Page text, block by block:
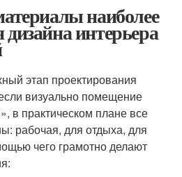
наиболее
интерьера
этап проектирования
визуально помещение
в практическом плане все
рабочая, для отдыха, для
чего грамотно делают